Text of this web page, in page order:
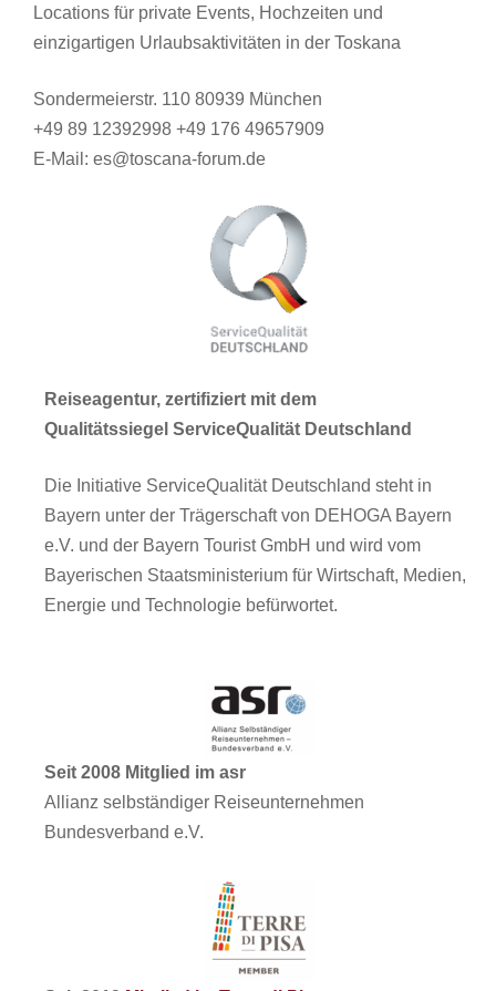
Locations für private Events, Hochzeiten und
einzigartigen Urlaubsaktivitäten in der Toskana
Sondermeierstr. 110 80939 München
+49 89 12392998 +49 176 49657909
E-Mail: es@toscana-forum.de
Reiseagentur, zertifiziert mit dem
Qualitätssiegel ServiceQualität Deutschland
Die Initiative ServiceQualität Deutschland steht in
Bayern unter der Trägerschaft von DEHOGA Bayern
e.V. und der Bayern Tourist GmbH und wird vom
Bayerischen Staatsministerium für Wirtschaft, Medien,
Energie und Technologie befürwortet.
Seit 2008 Mitglied im asr
Allianz selbständiger Reiseunternehmen
Bundesverband e.V.